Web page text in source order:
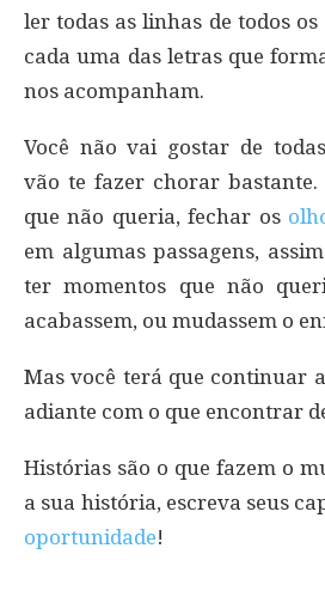
ler todas as linhas de todos
cada uma das letras que
nos acompanham.
Você não vai gostar de
vão te fazer chorar bastante.
que não queria, fechar os
em algumas passagens,
ter momentos que não
acabassem, ou mudassem o
Mas você terá que continuar
adiante com o que encontrar
Histórias são o que fazem o
a sua história, escreva seus
oportunidade!